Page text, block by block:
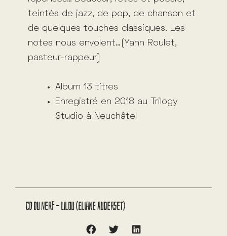
teintés de jazz, de pop, de chanson et
de quelques touches classiques. Les
notes nous envolent…(Yann Roulet,
pasteur-rappeur)
Album 13 titres
Enregistré en 2018 au Trilogy
Studio à Neuchâtel
CD Du nerf – Lilou (Eliane Auderset)